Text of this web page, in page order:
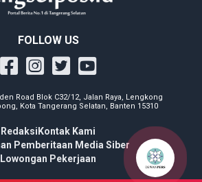
FOLLOW US
Road Blok C32/12, Jalan Raya, Lengkong
Kota Tangerang Selatan, Banten 15310
Redaksi Kontak Kami
Pemberitaan Media Siber
Lowongan Pekerjaan